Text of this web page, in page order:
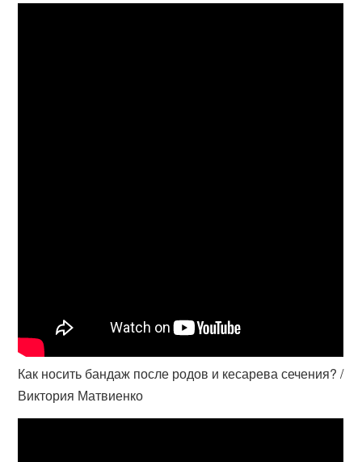
Как носить бандаж после родов и кесарева сечения? /
Виктория Матвиенко